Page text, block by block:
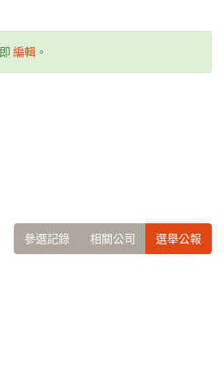
編輯 。
參選記錄 相關公司 選舉公報